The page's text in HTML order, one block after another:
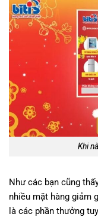
Khi
Như các bạn cũng
nhiều mặt hàng giảm
là các phần thưởng